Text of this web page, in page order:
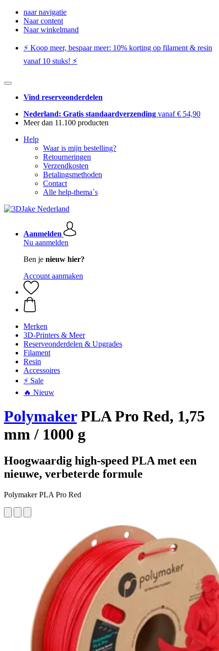
naar navigatie
Naar content
Naar winkelmand
⚡️ Koop meer, bespaar meer: ​​10% korting op filament & resin
vanaf 10 stuks! ⚡️
Vind reserveonderdelen
Nederland: Gratis standaardverzending vanaf € 54,90
Meer dan 11.100 producten
Help
Waar is mijn bestelling?
Retourneringen
Verzendkosten
Betalingsmethoden
Contact
Alle help-thema`s
Aanmelden
Nu aanmelden
Ben je nieuw hier?
Account aanmaken
Merken
3D-Printers & Meer
Reserveonderdelen & Upgrades
Filament
Resin
Accessoires
⚡ Sale
🔥 Nieuw
PolymakerPLA Pro Red, 1,75
mm / 1000 g
Hoogwaardig high-speed PLA met een
nieuwe, verbeterde formule
Polymaker PLA Pro Red